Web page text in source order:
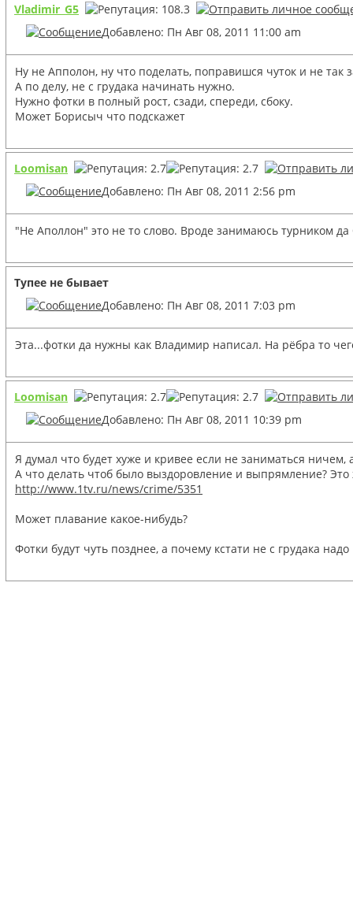
Vladimir_G5
Добавлено: Пн Авг 08, 2011 11:00 am
Ну не Апполон, ну что поделать, поправишся чуток и не так
А по делу, не с грудака начинать нужно.
Нужно фотки в полный рост, сзади, спереди, сбоку.
Может Борисыч что подскажет
Loomisan
Добавлено: Пн Авг 08, 2011 2:56 pm
"Не Аполлон" это не то слово. Вроде занимаюсь турником да
Тупее не бывает
Добавлено: Пн Авг 08, 2011 7:03 pm
Эта...фотки да нужны как Владимир написал. На рёбра то
Loomisan
Добавлено: Пн Авг 08, 2011 10:39 pm
Я думал что будет хуже и кривее если не заниматься
А что делать чтоб было выздоровление и выпрямление?
http://www.1tv.ru/news/crime/5351
Может плавание какое-нибудь?
Фотки будут чуть позднее, а почему кстати не с грудака